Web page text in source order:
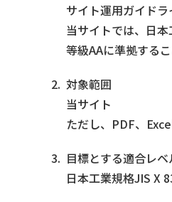
サイト運用ガイドラ
当サイトでは、日
等級AAに準拠する
2. 対象範囲
当サイト
ただし、PDF、
3. 目標とする適合レベ
日本工業規格JIS X